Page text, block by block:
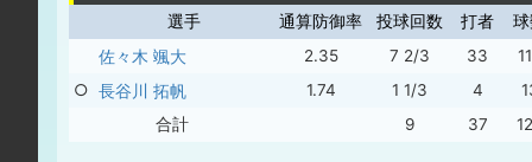
選手 通算防御率 投球回数 打者
佐々木 颯大 2.35 7 2/3 33
○ 長谷川 拓帆 1.74 1 1/3 4
合計
9 37